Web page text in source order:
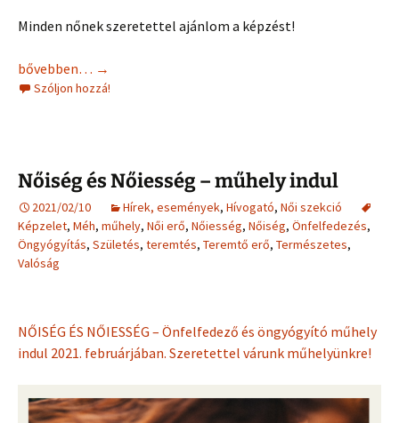
Minden nőnek szeretettel ajánlom a képzést!
Gyermekágyas segítők képzése Mesőnél
bővebben… →
Szóljon hozzá!
Nőiség és Nőiesség – műhely indul
2021/02/10 Hírek, események, Hívogató, Női szekció
Képzelet, Méh, műhely, Női erő, Nőiesség, Nőiség, Önfelfedezés,
Öngyógyítás, Születés, teremtés, Teremtő erő, Természetes,
Valóság
NŐISÉG ÉS NŐIESSÉG – Önfelfedező és öngyógyító műhely
indul 2021. februárjában. Szeretettel várunk műhelyünkre!